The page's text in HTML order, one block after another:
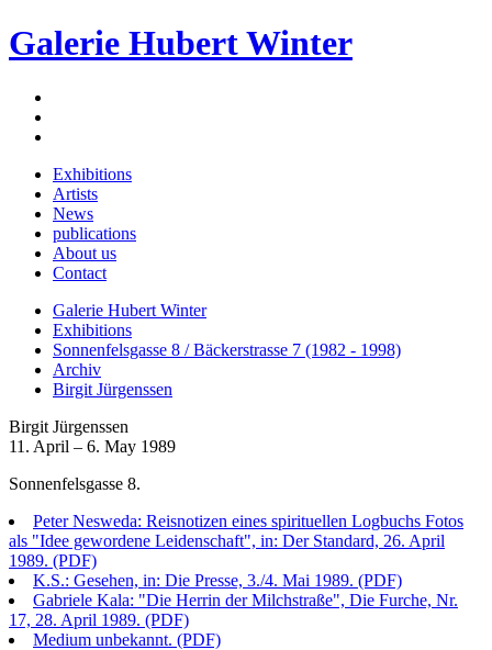
Galerie Hubert Winter
Exhibitions
Artists
News
publications
About us
Contact
Galerie Hubert Winter
Exhibitions
Sonnenfelsgasse 8 / Bäckerstrasse 7 (1982 - 1998)
Archiv
Birgit Jürgenssen
Birgit Jürgenssen
11. April – 6. May 1989
Sonnenfelsgasse 8.
Peter Nesweda: Reisnotizen eines spirituellen Logbuchs Fotos
als "Idee gewordene Leidenschaft", in: Der Standard, 26. April
1989. (PDF)
K.S.: Gesehen, in: Die Presse, 3./4. Mai 1989. (PDF)
Gabriele Kala: "Die Herrin der Milchstraße", Die Furche, Nr.
17, 28. April 1989. (PDF)
Medium unbekannt. (PDF)